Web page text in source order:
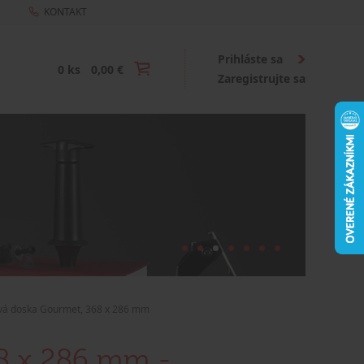
KONTAKT
0 ks 0,00 €
Prihláste sa
Zaregistrujte sa